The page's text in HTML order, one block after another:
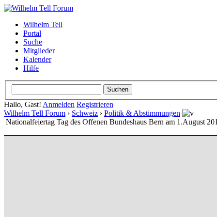
Wilhelm Tell
Portal
Suche
Mitglieder
Kalender
Hilfe
Hallo, Gast! Anmelden Registrieren
Wilhelm Tell Forum › Schweiz › Politik & Abstimmungen
Nationalfeiertag Tag des Offenen Bundeshaus Bern am 1.August